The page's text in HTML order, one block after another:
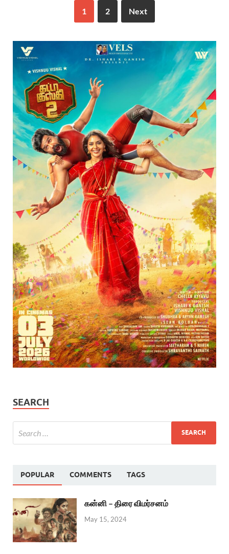
1 2 Next
SEARCH
POPULAR COMMENTS TAGS
கன்னி – திரை விமர்சனம்
May 15, 2024